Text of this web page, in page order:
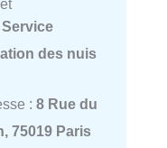
Service
des nuis
: 8 Rue du
75019 Paris